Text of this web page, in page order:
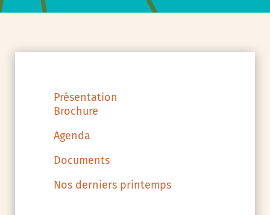
Présentation
Brochure
Agenda
Documents
Nos derniers printemps